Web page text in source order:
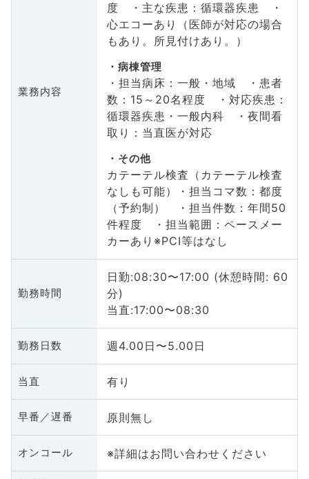
業務内容
度 ・主な疾患：循環器疾患 ・
心エコーあり（医師が対応の場合
もあり。所見付けあり。）
病棟管理
・担当病床：一般・地域 ・患者
数：15～20名程度 ・対応疾患：
循環器疾患・一般内科 ・夜間看
取り：当直医が対応
その他
カテーテル検査（カテーテル検査
なしも可能）・担当コマ数：都度
（予約制） ・担当件数：年間50
件程度 ・担当範囲：ペースメー
カーあり※PCI等はなし
勤務時間
日勤:08:30〜17:00 (休憩時間: 60
分)
当直:17:00〜08:30
勤務日数 週4.00日〜5.00日
当直 有り
早番／遅番 原則無し
オンコール ※詳細はお問い合わせください